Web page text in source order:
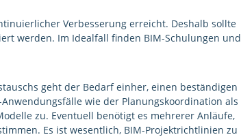
Verbesserung erreicht. Deshalb sollte
werden. Im Idealfall finden BIM-Schulungen und
geht der Bedarf einher, einen beständigen
wie der Planungskoordination als
zu. Eventuell benötigt es mehrerer Anläufe,
Es ist wesentlich, BIM-Projektrichtlinien zu